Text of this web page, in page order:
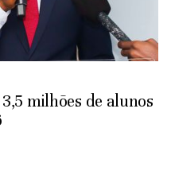
milhões de alunos